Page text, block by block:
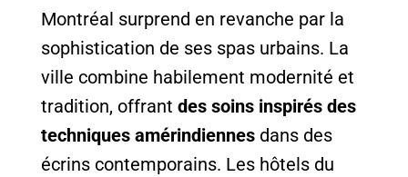
Montréal surprend en revanche par la
sophistication de ses spas urbains. La
ville combine habilement modernité et
tradition, offrant des soins inspirés des
techniques amérindiennesdans des
écrins contemporains. Les hôtels du